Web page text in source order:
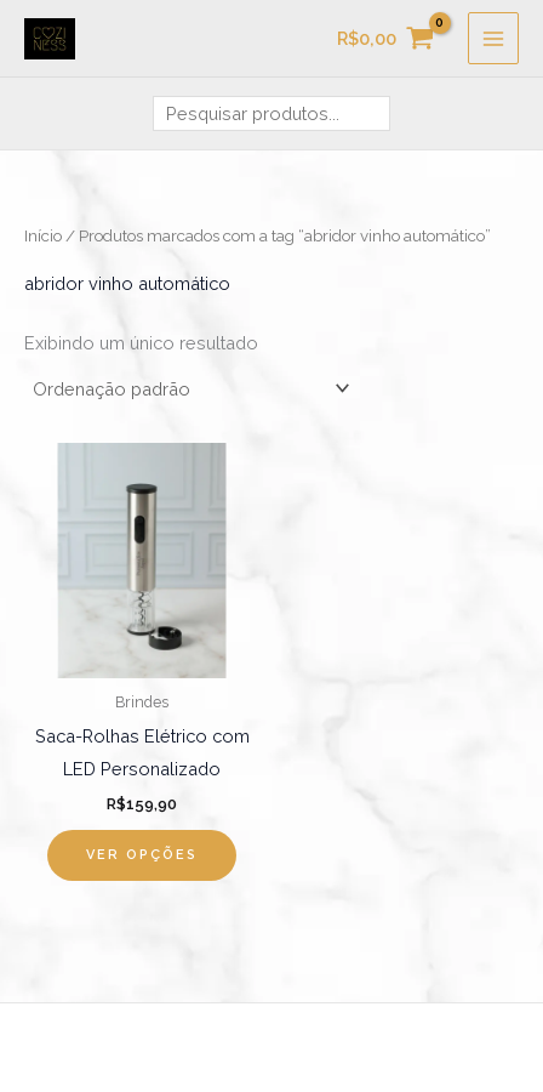
para
R$0,00
Início/ Produtos marcados com a tag “abridor vinho automático”
abridor vinho automático
Exibindo um único resultado
Brindes
Saca-Rolhas Elétrico com
LED Personalizado
R$159,90
VER OPÇÕES